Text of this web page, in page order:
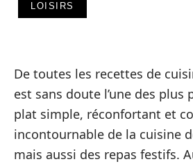
LOISIRS
De toutes les recettes de
est sans doute l’une des plus
plat simple, réconfortant et
incontournable de la cuisine
mais aussi des repas festifs.